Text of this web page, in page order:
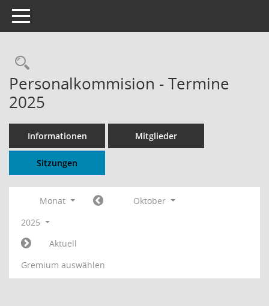
Toggle navigation
Rechercheauswahl
Personalkommision - Termine
2025
Informationen Mitglieder
Sitzungen
Monat
Oktober
2025
Aktuell
Gremium auswählen